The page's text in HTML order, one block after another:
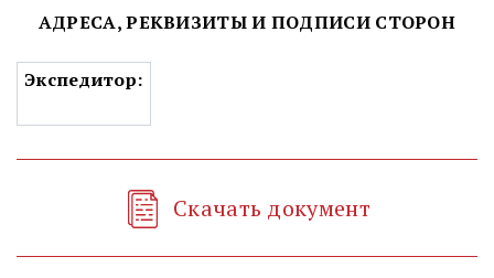
АДРЕСА, РЕКВИЗИТЫ И ПОДПИСИ СТОРОН
Экспедитор:
Скачать документ